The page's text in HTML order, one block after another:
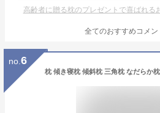
高齢者に贈る枕のプレゼントで喜ばれる
全てのおすすめコメン
no. 6